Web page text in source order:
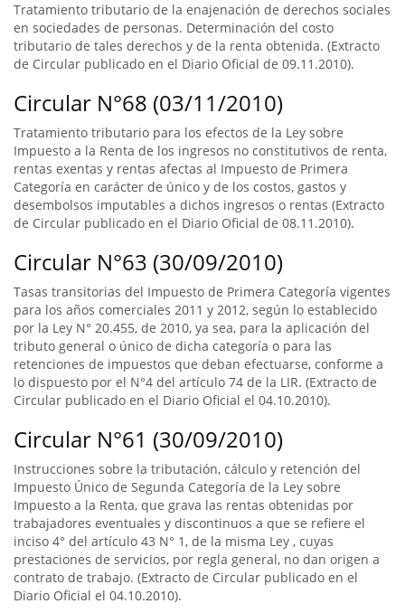
Tratamiento tributario de la enajenación de derechos sociales
en sociedades de personas. Determinación del costo
tributario de tales derechos y de la renta obtenida. (Extracto
de Circular publicado en el Diario Oficial de 09.11.2010).
Circular N°68 (03/11/2010)
Tratamiento tributario para los efectos de la Ley sobre
Impuesto a la Renta de los ingresos no constitutivos de renta,
rentas exentas y rentas afectas al Impuesto de Primera
Categoría en carácter de único y de los costos, gastos y
desembolsos imputables a dichos ingresos o rentas (Extracto
de Circular publicado en el Diario Oficial de 08.11.2010).
Circular N°63 (30/09/2010)
Tasas transitorias del Impuesto de Primera Categoría vigentes
para los años comerciales 2011 y 2012, según lo establecido
por la Ley N° 20.455, de 2010, ya sea, para la aplicación del
tributo general o único de dicha categoría o para las
retenciones de impuestos que deban efectuarse, conforme a
lo dispuesto por el N°4 del artículo 74 de la LIR. (Extracto de
Circular publicado en el Diario Oficial el 04.10.2010).
Circular N°61 (30/09/2010)
Instrucciones sobre la tributación, cálculo y retención del
Impuesto Único de Segunda Categoría de la Ley sobre
Impuesto a la Renta, que grava las rentas obtenidas por
trabajadores eventuales y discontinuos a que se refiere el
inciso 4° del artículo 43 N° 1, de la misma Ley , cuyas
prestaciones de servicios, por regla general, no dan origen a
contrato de trabajo. (Extracto de Circular publicado en el
Diario Oficial el 04.10.2010).